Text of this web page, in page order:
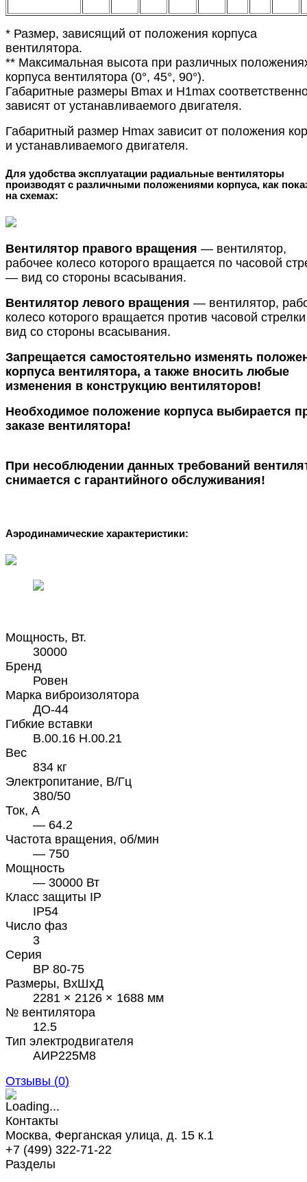
* Размер, зависящий от положения корпуса
вентилятора.
** Максимальная высота при различных
корпуса вентилятора (0°, 45°, 90°).
Габаритные размеры Bmax и H1max
зависят от устанавливаемого двигателя.
Габаритный размер Hmax зависит от положения
и устанавливаемого двигателя.
Для удобства эксплуатации радиальные вентиляторы
производят с различными положениями корпуса, как
на схемах:
Вентилятор правого вращения — вентилятор,
рабочее колесо которого вращается по часовой
— вид со стороны всасывания.
Вентилятор левого вращения — вентилятор,
колесо которого вращается против часовой
вид со стороны всасывания.
Запрещается самостоятельно изменять
корпуса вентилятора, а также вносить любые
изменения в конструкцию вентиляторов!
Необходимое положение корпуса выбирается
заказе вентилятора!
При несоблюдении данных требований
снимается с гарантийного обслуживания!
Аэродинамические характеристики:
Мощность, Вт.
30000
Бренд
Ровен
Марка виброизолятора
ДО-44
Гибкие вставки
В.00.16 Н.00.21
Вес
834 кг
Электропитание, В/Гц
380/50
Ток, А
— 64.2
Частота вращения, об/мин
— 750
Мощность
— 30000 Вт
Класс защиты IP
IP54
Число фаз
3
Серия
ВР 80-75
Размеры, ВхШхД
2281 × 2126 × 1688 мм
№ вентилятора
12.5
Тип электродвигателя
АИР225М8
Отзывы (0)
Контакты
Москва, Ферганская улица, д. 15 к.1
+7 (499) 322-71-22
Разделы